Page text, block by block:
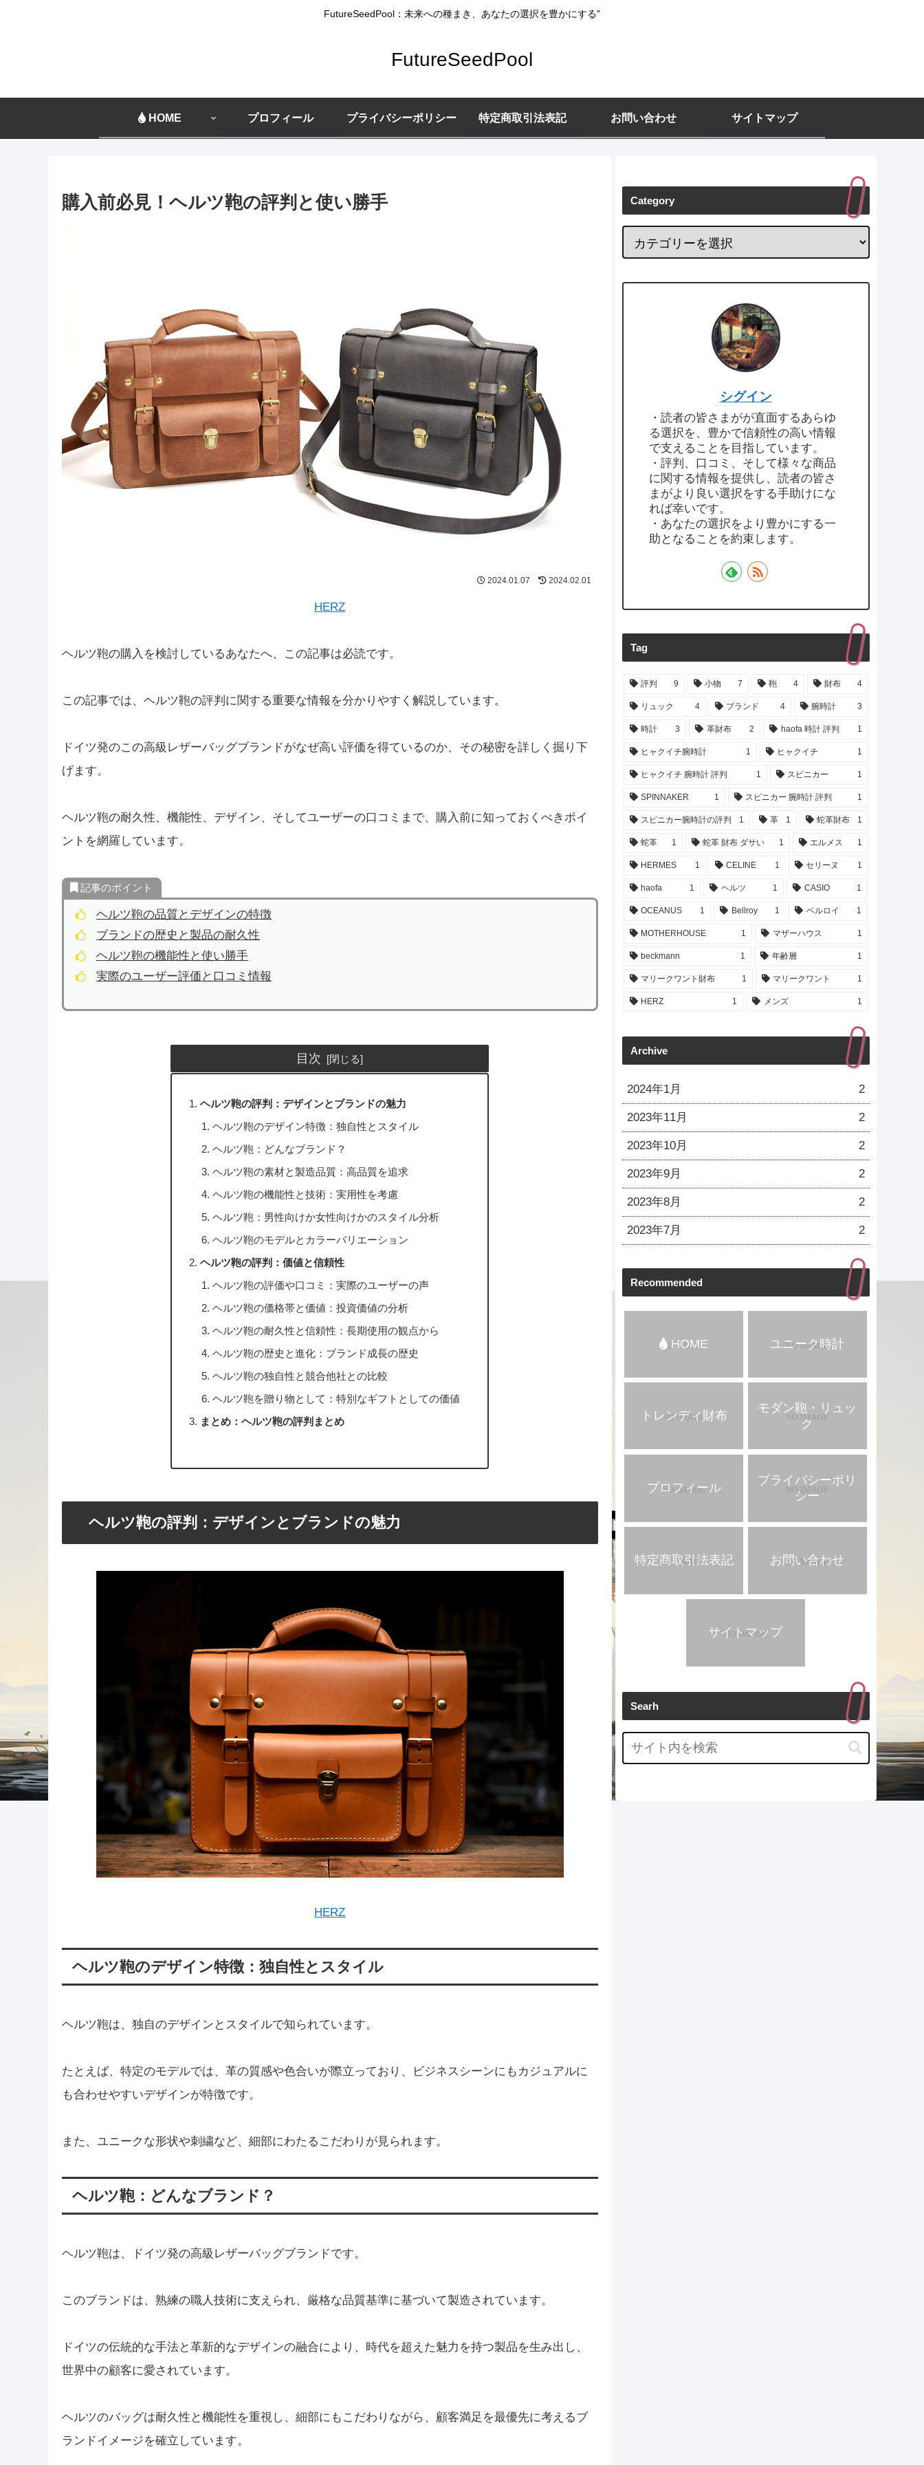
FutureSeedPool：未来への種まき、あなたの選択を豊かにする"
FutureSeedPool
HOME プロフィール プライバシーポリシー 特定商取引法表記 お問い合わせ サイトマップ
購入前必見！ヘルツ鞄の評判と使い勝手
2024.01.07 2024.02.01
HERZ
ヘルツ鞄の購入を検討しているあなたへ、この記事は必読です。
この記事では、ヘルツ鞄の評判に関する重要な情報を分かりやすく解説しています。
ドイツ発のこの高級レザーバッグブランドがなぜ高い評価を得ているのか、その秘密を詳しく掘り下
げます。
ヘルツ鞄の耐久性、機能性、デザイン、そしてユーザーの口コミまで、購入前に知っておくべきポイ
ントを網羅しています。
記事のポイント
ヘルツ鞄の品質とデザインの特徴
ブランドの歴史と製品の耐久性
ヘルツ鞄の機能性と使い勝手
実際のユーザー評価と口コミ情報
目次
ヘルツ鞄の評判：デザインとブランドの魅力
ヘルツ鞄のデザイン特徴：独自性とスタイル
ヘルツ鞄：どんなブランド？
ヘルツ鞄の素材と製造品質：高品質を追求
ヘルツ鞄の機能性と技術：実用性を考慮
ヘルツ鞄：男性向けか女性向けかのスタイル分析
ヘルツ鞄のモデルとカラーバリエーション
ヘルツ鞄の評判：価値と信頼性
ヘルツ鞄の評価や口コミ：実際のユーザーの声
ヘルツ鞄の価格帯と価値：投資価値の分析
ヘルツ鞄の耐久性と信頼性：長期使用の観点から
ヘルツ鞄の歴史と進化：ブランド成長の歴史
ヘルツ鞄の独自性と競合他社との比較
ヘルツ鞄を贈り物として：特別なギフトとしての価値
まとめ：ヘルツ鞄の評判まとめ
ヘルツ鞄の評判：デザインとブランドの魅力
HERZ
ヘルツ鞄のデザイン特徴：独自性とスタイル
ヘルツ鞄は、独自のデザインとスタイルで知られています。
たとえば、特定のモデルでは、革の質感や色合いが際立っており、ビジネスシーンにもカジュアルに
も合わせやすいデザインが特徴です。
また、ユニークな形状や刺繍など、細部にわたるこだわりが見られます。
ヘルツ鞄：どんなブランド？
ヘルツ鞄は、ドイツ発の高級レザーバッグブランドです。
このブランドは、熟練の職人技術に支えられ、厳格な品質基準に基づいて製造されています。
ドイツの伝統的な手法と革新的なデザインの融合により、時代を超えた魅力を持つ製品を生み出し、
世界中の顧客に愛されています。
ヘルツのバッグは耐久性と機能性を重視し、細部にもこだわりながら、顧客満足を最優先に考えるブ
ランドイメージを確立しています。
Category
シグイン
・読者の皆さまがが直面するあらゆ
る選択を、豊かで信頼性の高い情報
で支えることを目指しています。
・評判、口コミ、そして様々な商品
に関する情報を提供し、読者の皆さ
まがより良い選択をする手助けにな
れば幸いです。
・あなたの選択をより豊かにする一
助となることを約束します。
Tag
評判 9 小物 7 鞄 4 財布 4
リュック 4 ブランド 4 腕時計 3
時計 3 革財布 2 haofa 時計 評判 1
ヒャクイチ腕時計 1 ヒャクイチ 1
ヒャクイチ 腕時計 評判 1 スピニカー 1
SPINNAKER 1 スピニカー 腕時計 評判 1
スピニカー腕時計の評判 1 革 1 蛇革財布 1
蛇革 1 蛇革 財布 ダサい 1 エルメス 1
HERMES 1 CELINE 1 セリーヌ 1
haofa 1 ヘルツ 1 CASIO 1
OCEANUS 1 Bellroy 1 ベルロイ 1
MOTHERHOUSE 1 マザーハウス 1
beckmann 1 年齢層 1
マリークワント財布 1 マリークワント 1
HERZ 1 メンズ 1
Archive
2024年1月 2
2023年11月 2
2023年10月 2
2023年9月 2
2023年8月 2
2023年7月 2
Recommended
HOME ユニーク時計
トレンディ財布
モダン鞄・リュッ
ク
プロフィール
プライバシーポリ
シー
特定商取引法表記 お問い合わせ
サイトマップ
Searh